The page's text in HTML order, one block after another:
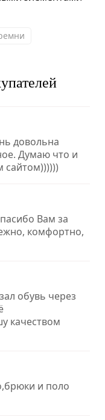
довольна
Думаю что и
сайтом))))))
Вам за
комфортно,
обувь через
качеством
и поло